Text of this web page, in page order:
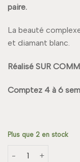
paire.
La beauté
et diamant blanc.
Réalisé SUR
Comptez 4 à 6
Plus que 2 en stock